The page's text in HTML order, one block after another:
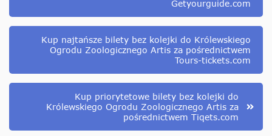
Getyourguide.com
Kup najtańsze bilety bez kolejki do Królewskiego
Ogrodu Zoologicznego Artis za pośrednictwem
Tours-tickets.com
Kup priorytetowe bilety bez kolejki do
Królewskiego Ogrodu Zoologicznego Artis za
pośrednictwem Tiqets.com